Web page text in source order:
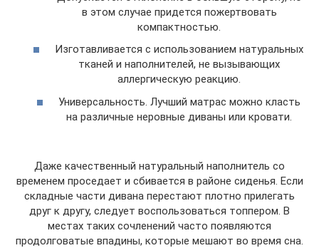
в этом случае придется пожертвовать
компактностью.
Изготавливается с использованием натуральных
тканей и наполнителей, не вызывающих
аллергическую реакцию.
Универсальность. Лучший матрас можно класть
на различные неровные диваны или кровати.
Даже качественный натуральный наполнитель со
временем проседает и сбивается в районе сиденья. Если
складные части дивана перестают плотно прилегать
друг к другу, следует воспользоваться топпером. В
местах таких сочленений часто появляются
продолговатые впадины, которые мешают во время сна.